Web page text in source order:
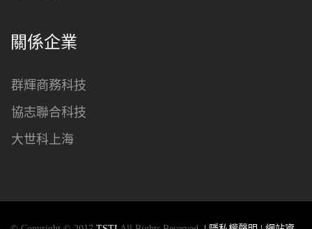
關係企業
群輝商務科技
協志聯合科技
大世科上海